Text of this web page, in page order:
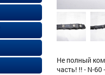
Не полный
часть! !! - N-